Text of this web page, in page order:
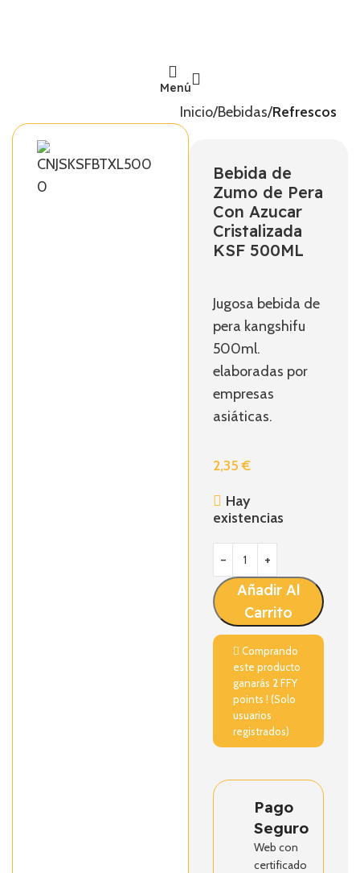
Menú
Inicio Bebidas Refrescos
Bebida de
Zumo de Pera
Con Azucar
Cristalizada
KSF 500ML
Jugosa bebida de
pera kangshifu
500ml.
elaboradas por
empresas
asiáticas.
2,35€
Hay
existencias
Añadir Al
Carrito
Comprando
este producto
ganarás 2FFY
points ! (Solo
usuarios
registrados)
Pago
Seguro
Web con
certificado